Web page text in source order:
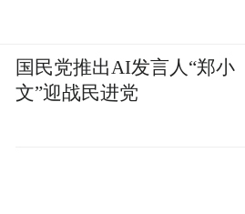
国民党推出AI发言人“郑小
文”迎战民进党